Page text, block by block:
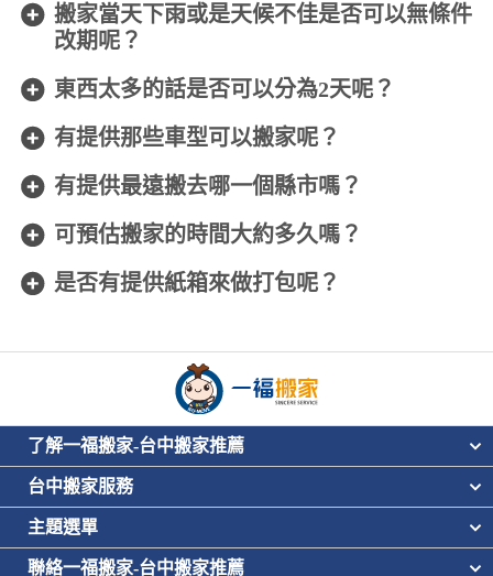
搬家當天下雨或是天候不佳是否可以無條件
改期呢？
東西太多的話是否可以分為2天呢？
有提供那些車型可以搬家呢？
有提供最遠搬去哪一個縣市嗎？
可預估搬家的時間大約多久嗎？
是否有提供紙箱來做打包呢？
了解一福搬家-台中搬家推薦
台中搬家服務
主題選單
聯絡一福搬家-台中搬家推薦